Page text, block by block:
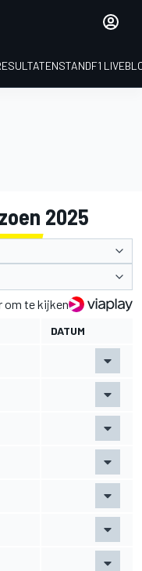
STANDF1
2025
om te kijken
DATUM